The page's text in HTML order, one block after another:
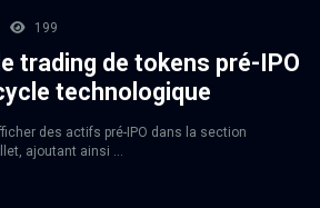
199
trading de tokens pré-IPO
technologique
des actifs pré-IPO dans la section
ajoutant ainsi ...